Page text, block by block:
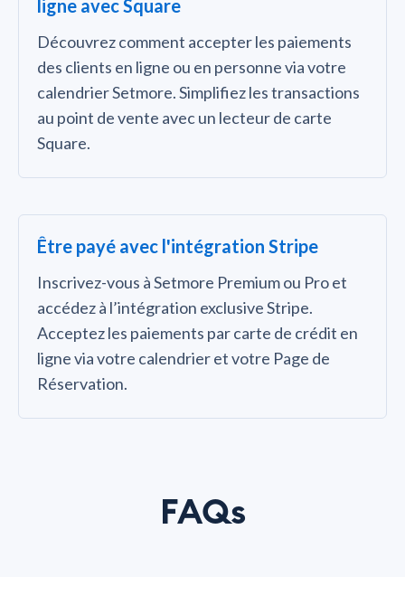
ligne avec Square
Découvrez comment accepter les paiements
des clients en ligne ou en personne via votre
calendrier Setmore. Simplifiez les transactions
au point de vente avec un lecteur de carte
Square.
Être payé avec l'intégration Stripe
Inscrivez-vous à Setmore Premium ou Pro et
accédez à l’intégration exclusive Stripe.
Acceptez les paiements par carte de crédit en
ligne via votre calendrier et votre Page de
Réservation.
FAQs